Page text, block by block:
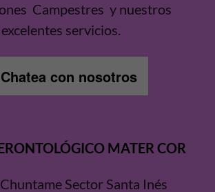
Campestres y nuestros
excelentes servicios.
Chatea con nosotros
MATER COR
Sector Santa Inés